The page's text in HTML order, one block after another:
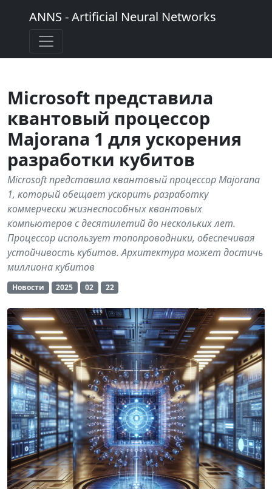
ANNS - Artificial Neural Networks
Microsoft представила
квантовый процессор
Majorana 1 для ускорения
разработки кубитов
Microsoft представила квантовый процессор Majorana
1, который обещает ускорить разработку
коммерчески жизнеспособных квантовых
компьютеров с десятилетий до нескольких лет.
Процессор использует топопроводники, обеспечивая
устойчивость кубитов. Архитектура может достичь
миллиона кубитов
Новости 2025 02 22